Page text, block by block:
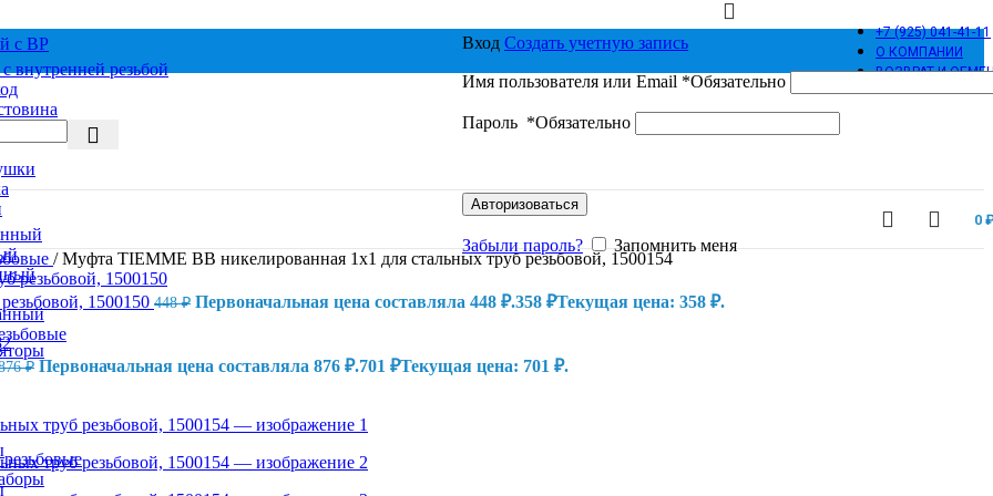
+7 (925) 041-41-11
О КОМПАНИИ
ВОЗВРАТ И
Вход Cоздать учетную запись
Имя пользователя или Email *Обязательно
Пароль *Обязательно
Авторизоваться
Забыли пароль? Запомнить меня
с ВР
внутренней резьбой
0
/ Муфта TIEMME ВВ никелированная 1х1 для стальных труб резьбовой, 1500154
1500150 448₽ Первоначальная цена составляла 448 ₽.358 ₽Текущая цена: 358 ₽.
₽ Первоначальная цена составляла 876 ₽.701 ₽Текущая цена: 701 ₽.